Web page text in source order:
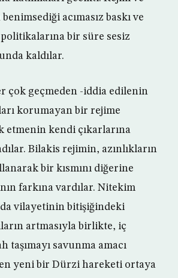
acımasız baskı ve
bir süre sesiz
kaldılar.
çok geçmeden -iddia edilenin
korumayan bir rejime
kendi çıkarlarına
Bilakis rejimin, azınlıkların
bir kısmını diğerine
farkına vardılar. Nitekim
vilayetinin bitişiğindeki
artmasıyla birlikte, iç
taşımayı savunma amacı
yeni bir Dürzi hareketi ortaya